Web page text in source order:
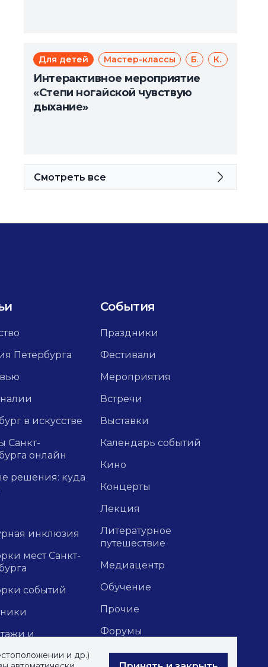
Для детей Мастер-классы Бесплатно Краеведение
Интерактивное мероприятие
«Степи ногайской чувствую
дыхание»
Смотреть все
Петербурга
в искусстве
Санкт-
онлайн
решения: куда
инклюзия
мест Санкт-
событий
и
События
Праздники
Фестивали
Мероприятия
Встречи
Выставки
Календарь событий
Кино
Концерты
Лекция
Литературное
путешествие
Медиацентр
Обучение
Прочие
Форумы
Экскурсии
и др.)